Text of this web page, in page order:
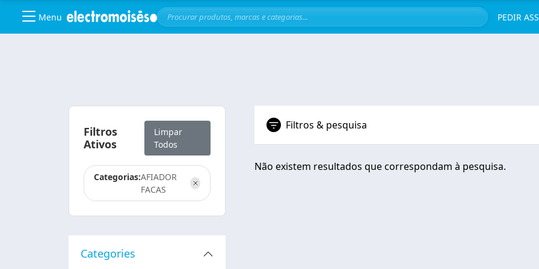
Menu PEDIR
Filtros & pesquisa
Não existem resultados que correspondam à pesquisa.
Filtros
Ativos
Limpar
Todos
Categorias:AFIADOR
FACAS
Categories